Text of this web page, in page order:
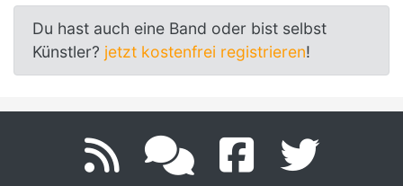
Du hast auch eine Band oder bist selbst
Künstler? jetzt kostenfrei registrieren!